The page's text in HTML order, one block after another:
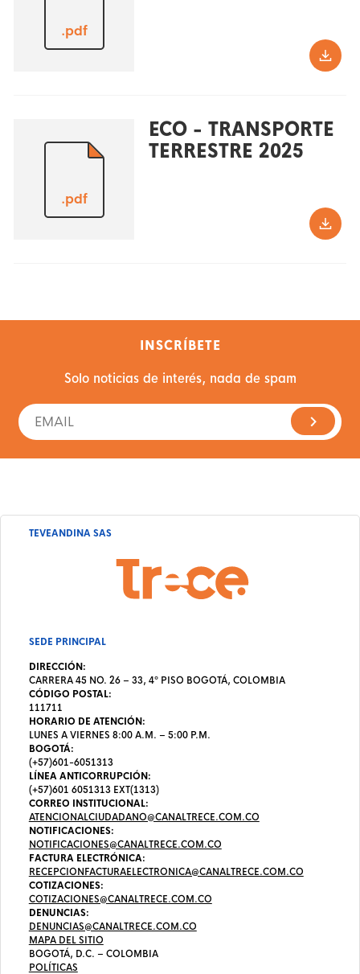
.pdf
.pdf
ECO - TRANSPORTE
TERRESTRE 2025
INSCRÍBETE
Solo noticias de interés, nada de spam
TEVEANDINA SAS
SEDE PRINCIPAL
DIRECCIÓN:
CARRERA 45 NO. 26 – 33, 4º PISO BOGOTÁ, COLOMBIA
CÓDIGO POSTAL:
111711
HORARIO DE ATENCIÓN:
LUNES A VIERNES 8:00 A.M. – 5:00 P.M.
BOGOTÁ:
(+57)601-6051313
LÍNEA ANTICORRUPCIÓN:
(+57)601 6051313 EXT(1313)
CORREO INSTITUCIONAL:
ATENCIONALCIUDADANO@CANALTRECE.COM.CO
NOTIFICACIONES:
NOTIFICACIONES@CANALTRECE.COM.CO
FACTURA ELECTRÓNICA:
RECEPCIONFACTURAELECTRONICA@CANALTRECE.COM.CO
COTIZACIONES:
COTIZACIONES@CANALTRECE.COM.CO
DENUNCIAS:
DENUNCIAS@CANALTRECE.COM.CO
MAPA DEL SITIO
BOGOTÁ, D.C. – COLOMBIA
POLÍTICAS